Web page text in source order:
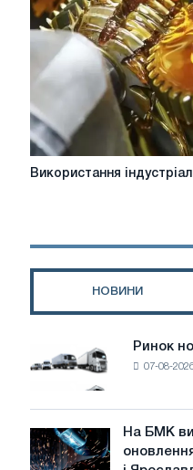
Використання
індустріальної
Використання
НОВИНИ
Ринок
нових
вантажівок
у
липні
Ринок
07-08-
На
БМК
На БМК